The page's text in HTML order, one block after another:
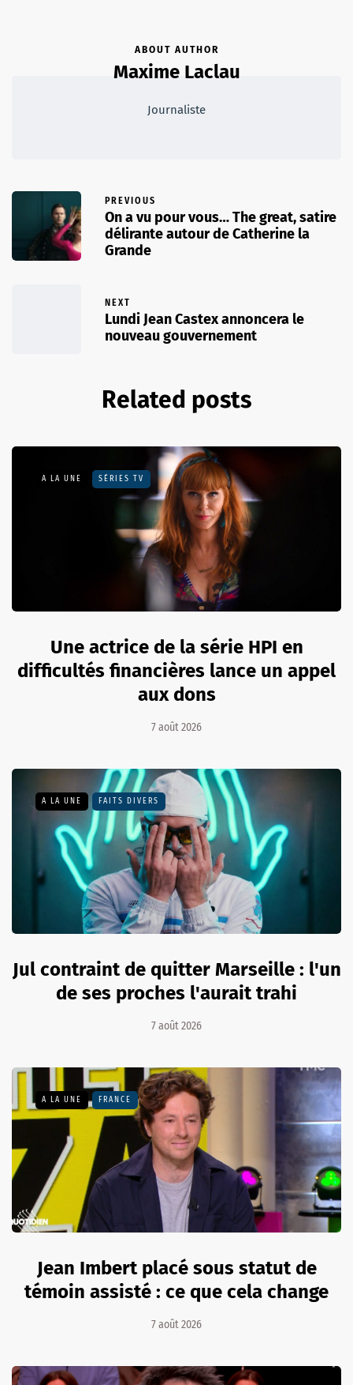
ABOUT AUTHOR
Maxime Laclau
Journaliste
PREVIOUS
On a vu pour vous… The great, satire
délirante autour de Catherine la
Grande
NEXT
Lundi Jean Castex annoncera le
nouveau gouvernement
Related posts
A LA UNE SÉRIES TV
Une actrice de la série HPI en
difficultés financières lance un appel
aux dons
7 août 2026
A LA UNE FAITS DIVERS
Jul contraint de quitter Marseille : l'un
de ses proches l'aurait trahi
7 août 2026
A LA UNE FRANCE
Jean Imbert placé sous statut de
témoin assisté : ce que cela change
7 août 2026